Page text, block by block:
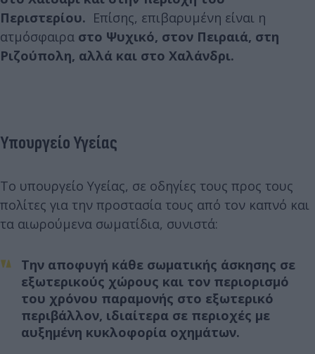
Περιστερίου. Επίσης, επιβαρυμένη είναι η
ατμόσφαιρα στο Ψυχικό, στον Πειραιά, στη
Ριζούπολη, αλλά και στο Χαλάνδρι.
Υπουργείο Υγείας
Το υπουργείο Υγείας, σε οδηγίες τους προς τους
πολίτες για την προστασία τους από τον καπνό και
τα αιωρούμενα σωματίδια, συνιστά:
Την αποφυγή κάθε σωματικής άσκησης σε
εξωτερικούς χώρους και τον περιορισμό
του χρόνου παραμονής στο εξωτερικό
περιβάλλον, ιδιαίτερα σε περιοχές με
αυξημένη κυκλοφορία οχημάτων.